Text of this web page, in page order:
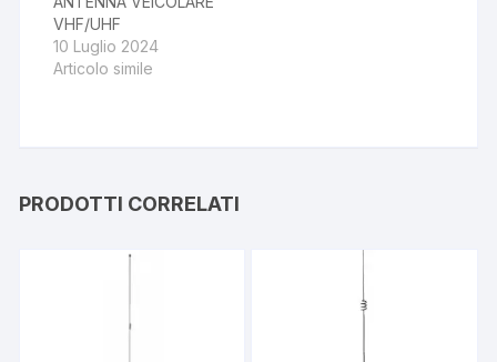
VHF/UHF
10 Luglio 2024
Articolo simile
PRODOTTI CORRELATI